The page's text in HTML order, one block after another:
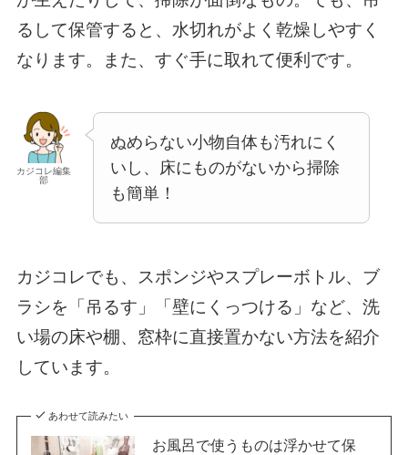
るして保管すると、水切れがよく乾燥しやすく
なります。また、すぐ手に取れて便利です。
カジコレ編集
部
ぬめらない小物自体も汚れにく
いし、床にものがないから掃除
も簡単！
カジコレでも、スポンジやスプレーボトル、ブ
ラシを「吊るす」「壁にくっつける」など、洗
い場の床や棚、窓枠に直接置かない方法を紹介
しています。
あわせて読みたい
お風呂で使うものは浮かせて保